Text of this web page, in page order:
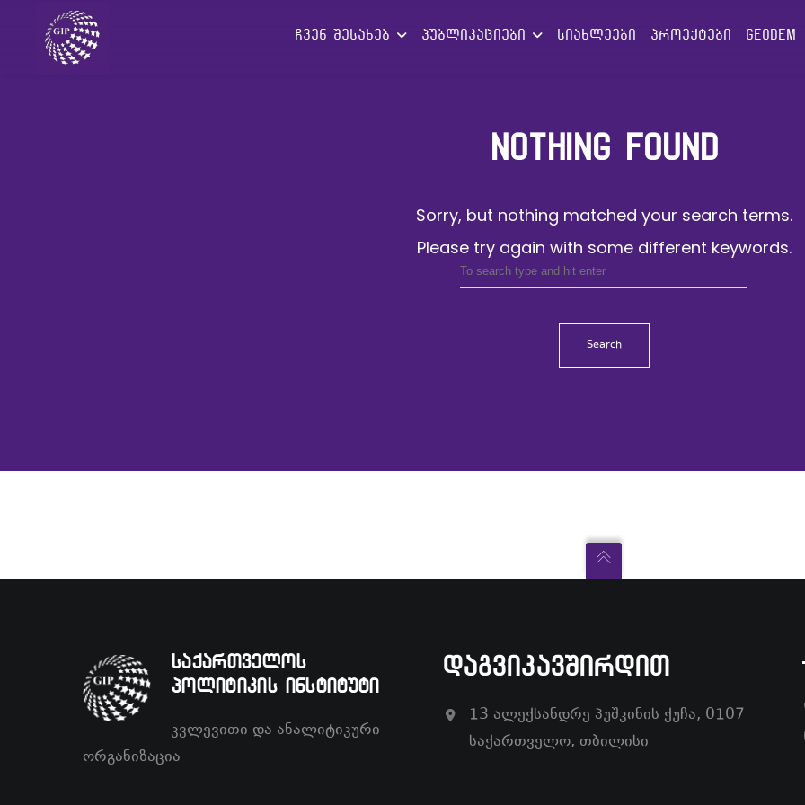
ჩვენ შესახებ პუბლიკაციები სიახლეები პროექტები GEODEM
NOTHING FOUND
Sorry, but nothing matched your search terms.
Please try again with some different keywords.
Search
საქართველოს
პოლიტიკის ინსტიტუტი
კვლევითი და ანალიტიკური
ორგანიზაცია
ᲓᲐᲒᲕᲘᲙᲐᲕᲨᲘᲠᲓᲘᲗ
13 ალექსანდრე პუშკინის ქუჩა, 0107
საქართველო, თბილისი